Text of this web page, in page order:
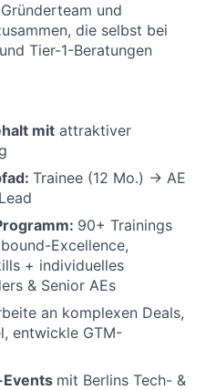
und
die selbst bei
Tier-1-Beratungen
mit attraktiver
Trainee (12 Mo.) → AE
90+ Trainings
Excellence,
+ individuelles
& Senior AEs
an komplexen Deals,
entwickle GTM-
mit Berlins Tech- &